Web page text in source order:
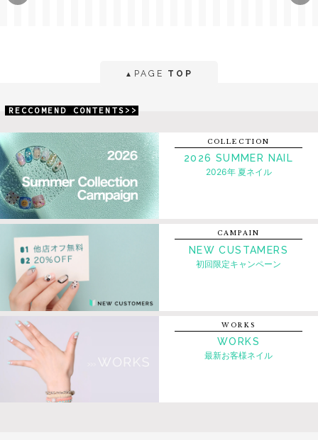
▲ PAGE TOP
RECCOMEND CONTENTS>>
COLLECTION
2026 SUMMER NAIL
2026年 夏ネイル
CAMPAIN
NEW CUSTAMERS
初回限定キャンペーン
WORKS
WORKS
最新お客様ネイル